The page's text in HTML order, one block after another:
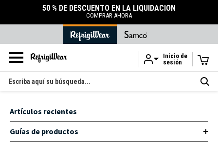
Ir al contenido principal
50 % DE DESCUENTO EN LA LIQUIDACIÓN
COMPRAR AHORA
Inicio de
sesión
Buscar
en
Artículos recientes
Guías de productos